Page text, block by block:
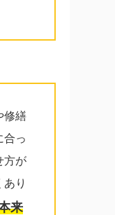
修繕
合っ
方が
り
来